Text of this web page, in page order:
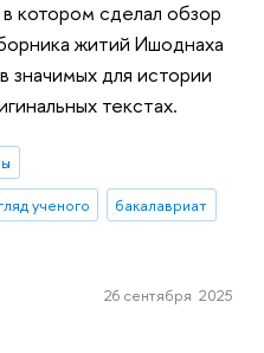
котором сделал обзор
житий Ишоднаха
значимых для истории
текстах.
ученого
бакалавриат
26 сентября 2025